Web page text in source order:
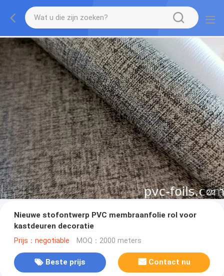
2/2
Nieuwe stofontwerp PVC membraanfolie rol voor
kastdeuren decoratie
Prijs：negotiable MOQ：2000 meters
Beste prijs Contact nu